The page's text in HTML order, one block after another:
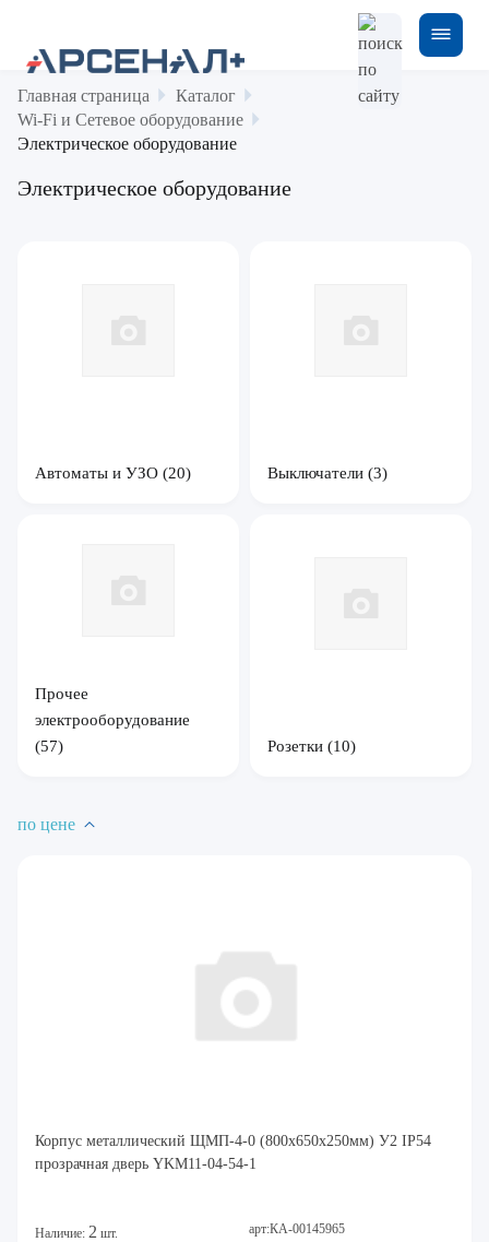
Главная страница
Каталог
Wi-Fi и Сетевое оборудование
Электрическое оборудование
Электрическое оборудование
Автоматы и УЗО (20) Выключатели (3)
Прочее
электрооборудование
(57)
Розетки (10)
по цене
Корпус металлический ЩМП-4-0 (800х650х250мм) У2 IP54
прозрачная дверь YKM11-04-54-1
Наличие: 2 шт. арт:КА-00145965